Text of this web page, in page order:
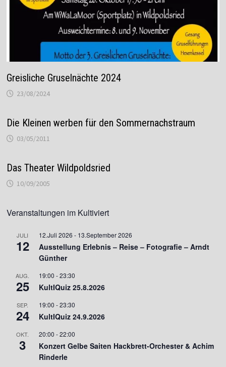
Greisliche Gruselnächte 2024
23/08/2024
Die Kleinen werben für den Sommernachstraum
03/05/2011
Das Theater Wildpoldsried
10/09/2005
Veranstaltungen im Kultiviert
JULI
12
12.Juli 2026 - 13.September 2026
Ausstellung Erlebnis – Reise – Fotografie – Arndt
Günther
AUG.
25
19:00 -23:30
KultIQuiz 25.8.2026
SEP.
24
19:00 -23:30
KultIQuiz 24.9.2026
OKT.
3
20:00 -22:00
Konzert Gelbe Saiten Hackbrett-Orchester & Achim
Rinderle